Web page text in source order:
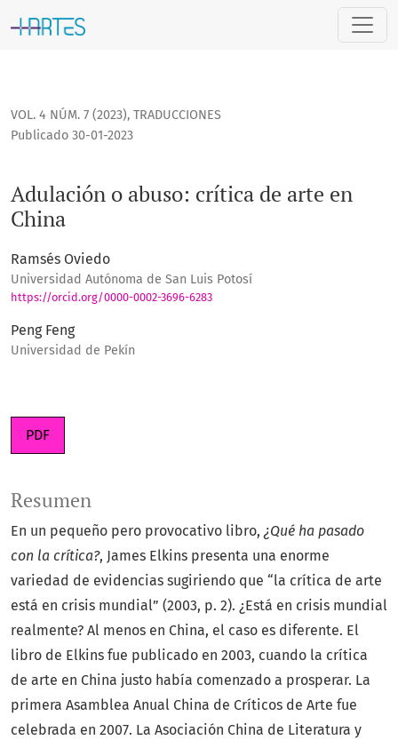
VOL. 4 NÚM. 7 (2023), TRADUCCIONES
Adulación o abuso: crítica de arte en
China
Publicado 30-01-2023
Ramsés Oviedo
Universidad Autónoma de San Luis Potosí
https://orcid.org/0000-0002-3696-6283
Peng Feng
Universidad de Pekín
PDF
Resumen
En un pequeño pero provocativo libro, ¿Qué ha pasado
con la crítica?, James Elkins presenta una enorme
variedad de evidencias sugiriendo que “la crítica de arte
está en crisis mundial” (2003, p. 2). ¿Está en crisis mundial
realmente? Al menos en China, el caso es diferente. El
libro de Elkins fue publicado en 2003, cuando la crítica
de arte en China justo había comenzado a prosperar. La
primera Asamblea Anual China de Críticos de Arte fue
celebrada en 2007. La Asociación China de Literatura y